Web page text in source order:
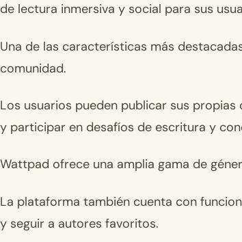
de lectura inmersiva y social para sus
Una de las características más
comunidad.
Los usuarios pueden publicar sus
y participar en desafíos de escritura y
Wattpad ofrece una amplia gama de
La plataforma también cuenta con
y seguir a autores favoritos.